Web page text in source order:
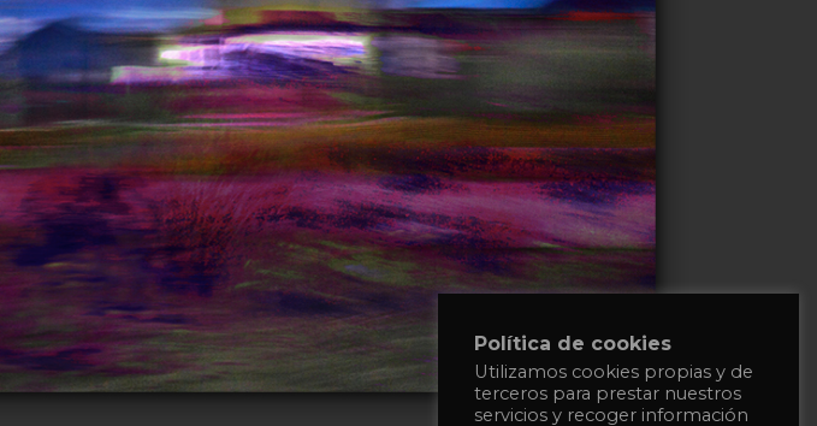
Política de cookies
Utilizamos cookies propias y de
terceros para prestar nuestros
servicios y recoger información